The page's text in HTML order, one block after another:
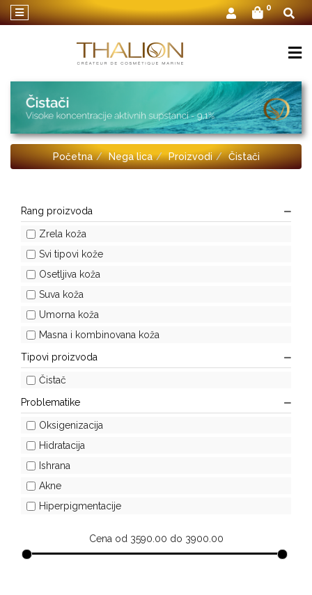
0
Početna Nega lica Proizvodi Čistači
Rang proizvoda
Zrela koža
Svi tipovi kože
Osetljiva koža
Suva koža
Umorna koža
Masna i kombinovana koža
Tipovi proizvoda
Čistač
Problematike
Oksigenizacija
Hidratacija
Ishrana
Akne
Hiperpigmentacije
Cena od 3590.00 do 3900.00